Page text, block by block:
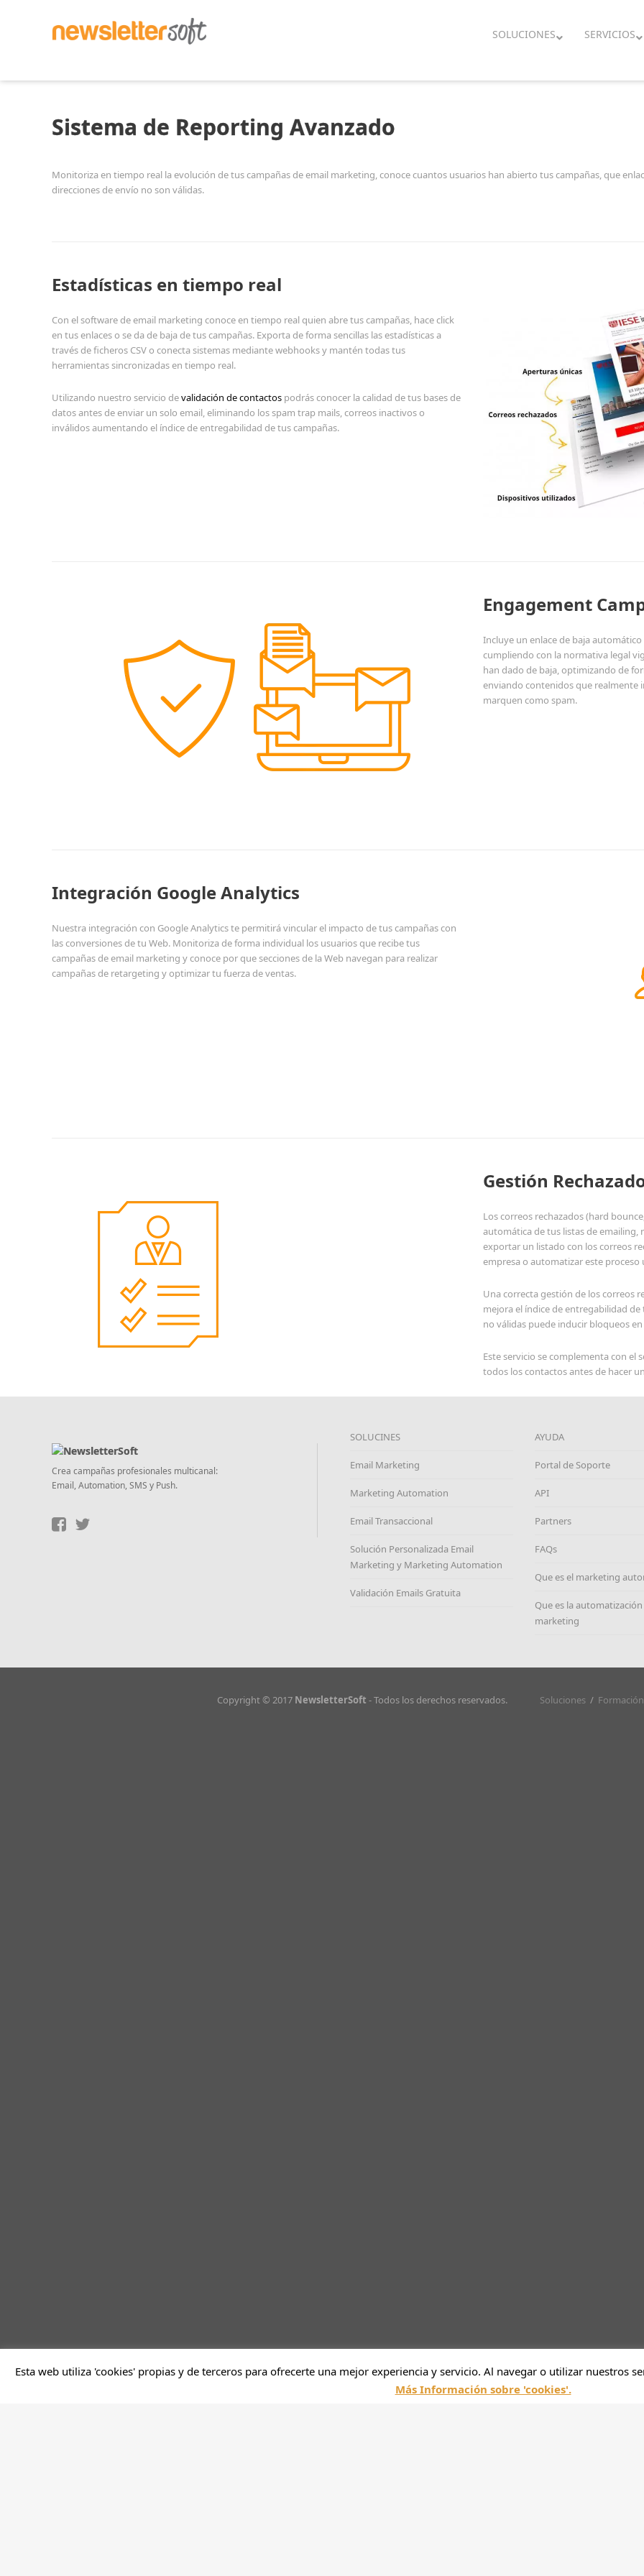
SOLUCIONES SERVICIOS
Sistema de Reporting Avanzado
Monitoriza en tiempo real la evolución de tus campañas de email marketing, conoce cuantos usuarios han abierto tus campañas, que
direcciones de envío no son válidas.
Estadísticas en tiempo real
Con el software de email marketing conoce en tiempo real quien abre tus campañas, hace click
en tus enlaces o se da de baja de tus campañas. Exporta de forma sencillas las estadísticas a
través de ficheros CSV o conecta sistemas mediante webhooks y mantén todas tus
herramientas sincronizadas en tiempo real.
Utilizando nuestro servicio devalidación de contactos podrás conocer la calidad de tus bases de
datos antes de enviar un solo email, eliminando los spam trap mails, correos inactivos o
inválidos aumentando el índice de entregabilidad de tus campañas.
Engagement
Incluye un enlace de baja
cumpliendo con la normativa legal
han dado de baja, optimizando de
enviando contenidos que realmente
marquen como spam.
Integración Google Analytics
Nuestra integración con Google Analytics te permitirá vincular el impacto de tus campañas con
las conversiones de tu Web. Monitoriza de forma individual los usuarios que recibe tus
campañas de email marketing y conoce por que secciones de la Web navegan para realizar
campañas de retargeting y optimizar tu fuerza de ventas.
Gestión
Los correos rechazados (hard
automática de tus listas de
exportar un listado con los correos
empresa o automatizar este proceso
Una correcta gestión de los correos
mejora el índice de entregabilidad
no válidas puede inducir bloqueos
Este servicio se complementa con el
todos los contactos antes de hacer
Crea campañas profesionales multicanal:
Email, Automation, SMS y Push.
SOLUCINES
Email Marketing
Marketing Automation
Email Transaccional
Solución Personalizada Email
Marketing y Marketing Automation
Validación Emails Gratuita
AYUDA
Portal de Soporte
API
Partners
FAQs
Que es el marketing
Que es la
marketing
Copyright © 2017 NewsletterSoft - Todos los derechos reservados. Soluciones / Formación
Esta web utiliza 'cookies' propias y de terceros para ofrecerte una mejor experiencia y servicio. Al navegar o utilizar nuestros
Más Información sobre 'cookies'.